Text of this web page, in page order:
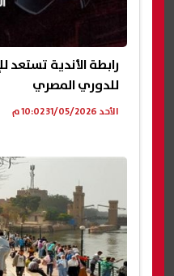
رابطة الأندية تستعد
للدوري المصري
الأحد 31/05/2026 10:02 م